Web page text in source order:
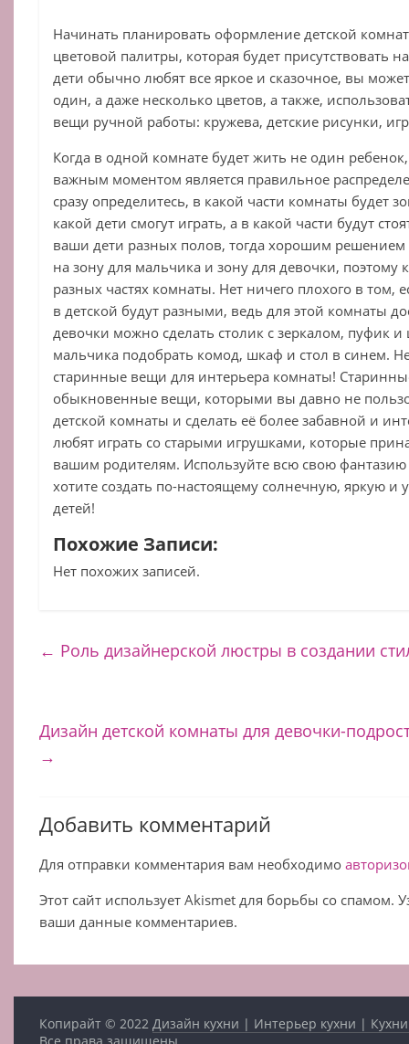
Начинать планировать оформление детской
цветовой палитры, которая будет присутствовать
дети обычно любят все яркое и сказочное, вы
один, а даже несколько цветов, а также,
вещи ручной работы: кружева, детские рисунки,
Когда в одной комнате будет жить не один
важным моментом является правильное
сразу определитесь, в какой части комнаты будет
какой дети смогут играть, а в какой части будут
ваши дети разных полов, тогда хорошим решением
на зону для мальчика и зону для девочки, поэтому
разных частях комнаты. Нет ничего плохого в том,
в детской будут разными, ведь для этой комнаты
девочки можно сделать столик с зеркалом, пуфик
мальчика подобрать комод, шкаф и стол в синем.
старинные вещи для интерьера комнаты!
обыкновенные вещи, которыми вы давно не
детской комнаты и сделать её более забавной и
любят играть со старыми игрушками, которые
вашим родителям. Используйте всю свою фантазию
хотите создать по-настоящему солнечную, яркую
детей!
Похожие Записи:
Нет похожих записей.
← Роль дизайнерской люстры в создании
Дизайн детской комнаты для девочки-
→
Добавить комментарий
Для отправки комментария вам необходимо
Этот сайт использует Akismet для борьбы со спамом.
ваши данные комментариев.
Копирайт © 2022 Дизайн кухни | Интерьер кухни |
Все права защищены.